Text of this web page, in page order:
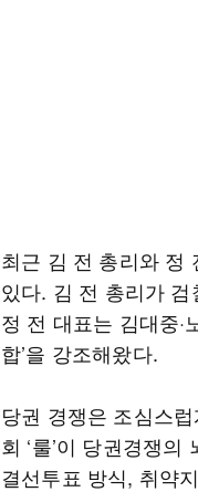
최근 김 전 총리와 정
있다. 김 전 총리가 검
정 전 대표는 김대중·
합’을 강조해왔다.
당권 경쟁은 조심스
회 ‘룰’이 당권경쟁
결선투표 방식, 취약